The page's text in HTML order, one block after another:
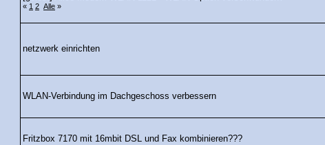
« 1 2 Alle »
netzwerk einrichten
WLAN-Verbindung im Dachgeschoss verbessern
Fritzbox 7170 mit 16mbit DSL und Fax kombinieren???